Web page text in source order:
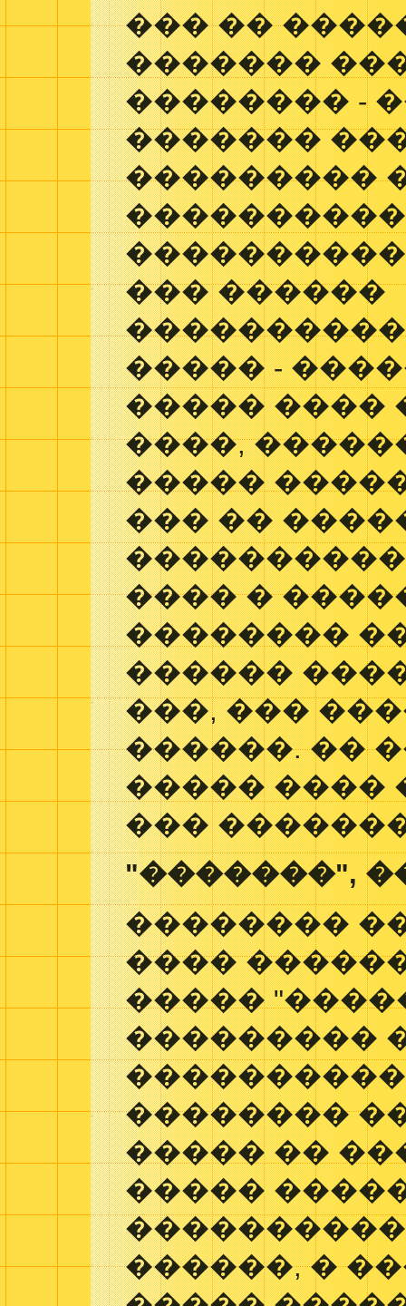
��� ��
�������
�������� -
�������
���������
����������
��� ������
����� -
����� ����
����,
�����
��� ��
���� �
��������
������
���, ���
������. ��
����� ����
���
"�������",
��������
����
�����
���������
��������
����� ��
�����
������, �